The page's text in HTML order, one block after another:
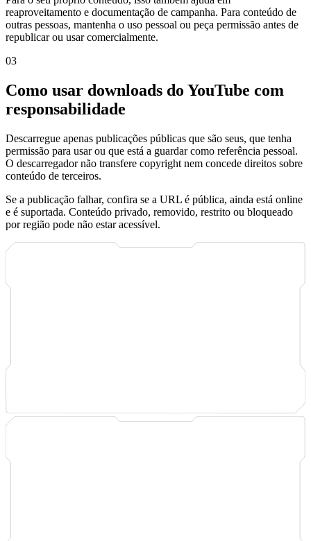
reaproveitamento e documentação de campanha. Para conteúdo de
outras pessoas, mantenha o uso pessoal ou peça permissão antes de
republicar ou usar comercialmente.
03
Como usar downloads do YouTube com
responsabilidade
Descarregue apenas publicações públicas que são seus, que tenha
permissão para usar ou que está a guardar como referência pessoal.
O descarregador não transfere copyright nem concede direitos sobre
conteúdo de terceiros.
Se a publicação falhar, confira se a URL é pública, ainda está online
e é suportada. Conteúdo privado, removido, restrito ou bloqueado
por região pode não estar acessível.